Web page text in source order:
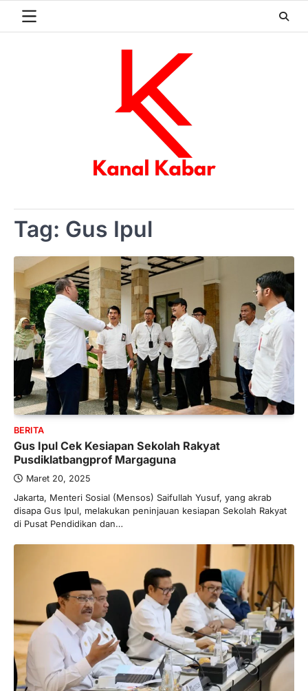
Tag: Gus Ipul
BERITA
Gus Ipul Cek Kesiapan Sekolah Rakyat
Pusdiklatbangprof Margaguna
Maret 20, 2025
Jakarta, Menteri Sosial (Mensos) Saifullah Yusuf, yang akrab
disapa Gus Ipul, melakukan peninjauan kesiapan Sekolah Rakyat
di Pusat Pendidikan dan…